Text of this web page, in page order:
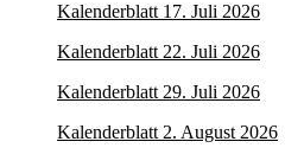
Kalenderblatt 17. Juli 2026
Kalenderblatt 22. Juli 2026
Kalenderblatt 29. Juli 2026
Kalenderblatt 2. August 2026